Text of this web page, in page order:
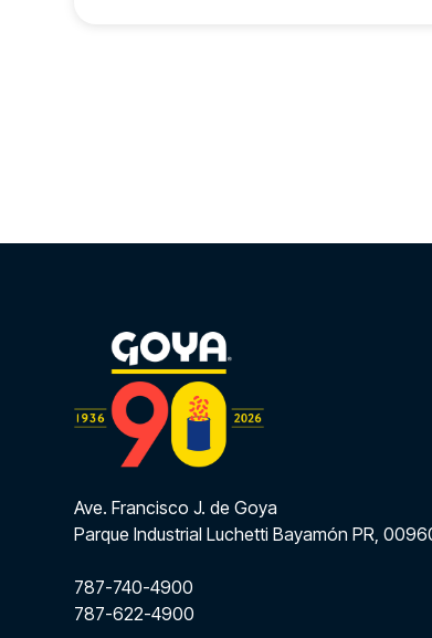
Ave. Francisco J. de Goya
Parque Industrial Luchetti Bayamón PR,
787-740-4900
787-622-4900